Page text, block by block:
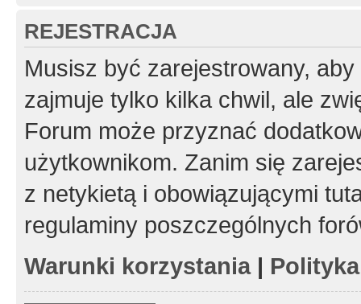
REJESTRACJA
Musisz być zarejestrowany,
zajmuje tylko kilka chwil, ale
Forum może przyznać
użytkownikom. Zanim się
z netykietą i obowiązującymi
regulaminy poszczególnych
Warunki korzystania|